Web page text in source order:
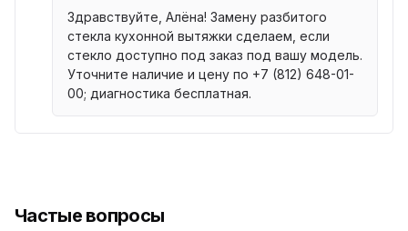
Здравствуйте, Алёна! Замену разбитого
стекла кухонной вытяжки сделаем, если
стекло доступно под заказ под вашу модель.
Уточните наличие и цену по +7 (812) 648-01-
00; диагностика бесплатная.
Частые вопросы